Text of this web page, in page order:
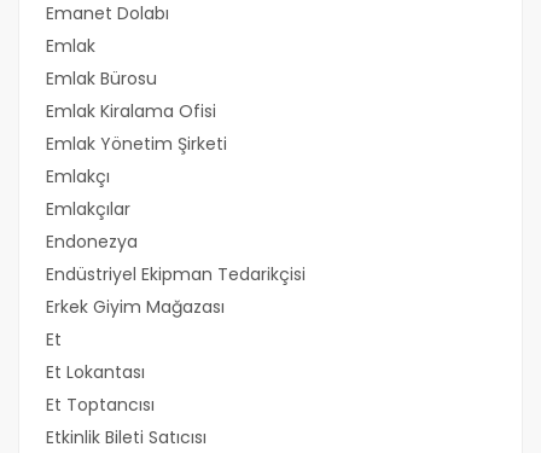
Emanet Dolabı
Emlak
Emlak Bürosu
Emlak Kiralama Ofisi
Emlak Yönetim Şirketi
Emlakçı
Emlakçılar
Endonezya
Endüstriyel Ekipman Tedarikçisi
Erkek Giyim Mağazası
Et
Et Lokantası
Et Toptancısı
Etkinlik Bileti Satıcısı